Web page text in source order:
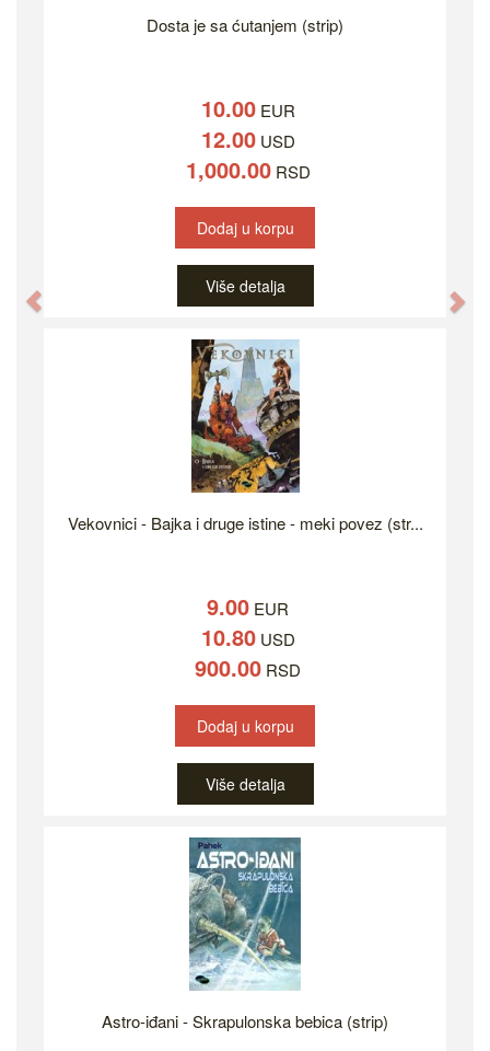
Dosta je sa ćutanjem (strip)
10.00EUR
12.00USD
1,000.00RSD
Dodaj u korpu
Više detalja
Vekovnici - Bajka i druge istine - meki povez (str...
9.00 EUR
10.80USD
900.00 RSD
Dodaj u korpu
Više detalja
Astro-iđani - Skrapulonska bebica (strip)